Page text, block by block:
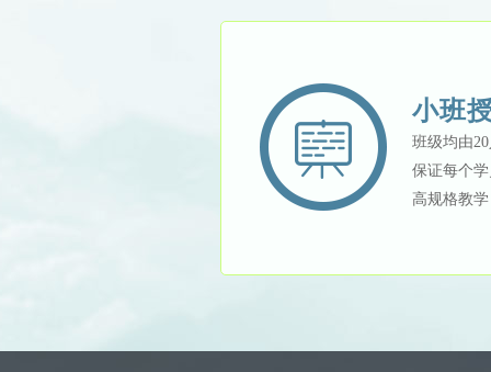
小班
班级均由
保证每个
高规格教